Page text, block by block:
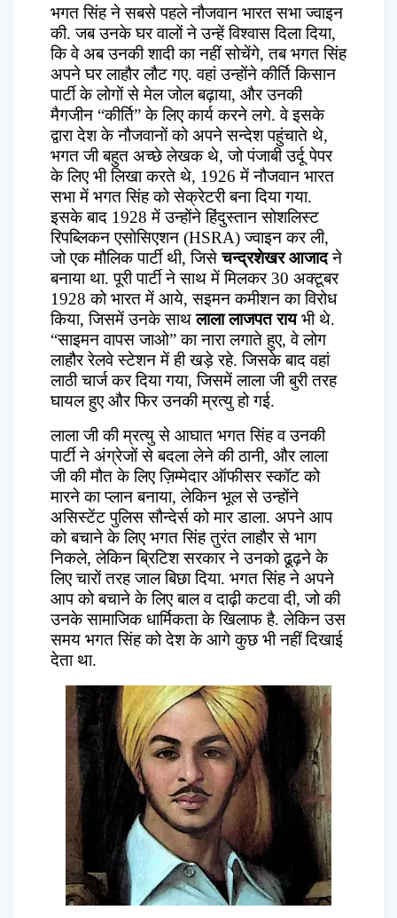
भगत सिंह ने सबसे पहले नौजवान भारत सभा ज्वाइन
की. जब उनके घर वालों ने उन्हें विश्वास दिला दिया,
कि वे अब उनकी शादी का नहीं सोचेंगे, तब भगत सिंह
अपने घर लाहौर लौट गए. वहां उन्होंने कीर्ति किसान
पार्टी के लोगों से मेल जोल बढ़ाया, और उनकी
मैगजीन “कीर्ति” के लिए कार्य करने लगे. वे इसके
द्वारा देश के नौजवानों को अपने सन्देश पहुंचाते थे,
भगत जी बहुत अच्छे लेखक थे, जो पंजाबी उर्दू पेपर
के लिए भी लिखा करते थे, 1926 में नौजवान भारत
सभा में भगत सिंह को सेक्रेटरी बना दिया गया.
इसके बाद 1928 में उन्होंने हिंदुस्तान सोशलिस्ट
रिपब्लिकन एसोसिएशन (HSRA) ज्वाइन कर ली,
जो एक मौलिक पार्टी थी, जिसेचन्द्रशेखर आजादने
बनाया था. पूरी पार्टी ने साथ में मिलकर 30 अक्टूबर
1928 को भारत में आये, सइमन कमीशन का विरोध
किया, जिसमें उनके साथलाला लाजपत रायभी थे.
“साइमन वापस जाओ” का नारा लगाते हुए, वे लोग
लाहौर रेलवे स्टेशन में ही खड़े रहे. जिसके बाद वहां
लाठी चार्ज कर दिया गया, जिसमें लाला जी बुरी तरह
घायल हुए और फिर उनकी म्रत्यु हो गई.
लाला जी की म्रत्यु से आघात भगत सिंह व उनकी
पार्टी ने अंग्रेजों से बदला लेने की ठानी, और लाला
जी की मौत के लिए ज़िम्मेदार ऑफीसर स्कॉट को
मारने का प्लान बनाया, लेकिन भूल से उन्होंने
असिस्टेंट पुलिस सौन्देर्स को मार डाला. अपने आप
को बचाने के लिए भगत सिंह तुरंत लाहौर से भाग
निकले, लेकिन ब्रिटिश सरकार ने उनको ढूढ़ने के
लिए चारों तरह जाल बिछा दिया. भगत सिंह ने अपने
आप को बचाने के लिए बाल व दाढ़ी कटवा दी, जो की
उनके सामाजिक धार्मिकता के खिलाफ है. लेकिन उस
समय भगत सिंह को देश के आगे कुछ भी नहीं दिखाई
देता था.